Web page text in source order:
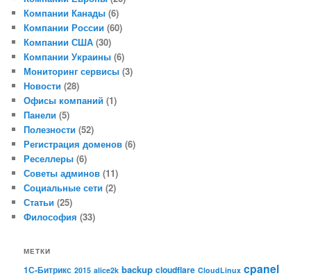
Компании Канады (6)
Компании России (60)
Компании США (30)
Компании Украины (6)
Мониторинг сервисы (3)
Новости (28)
Офисы компаний (1)
Панели (5)
Полезности (52)
Регистрация доменов (6)
Реселлеры (6)
Советы админов (11)
Социальные сети (2)
Статьи (25)
Философия (33)
МЕТКИ
1С-Битрикс 2015 alice2k backup cloudflare CloudLinux cpanel